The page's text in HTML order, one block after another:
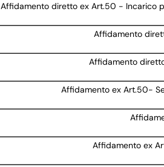
Affidamento diretto ex Art.50 - Incarico
Affidamento
Affidamento
Affidamento ex Art.50-
Affidamento ex